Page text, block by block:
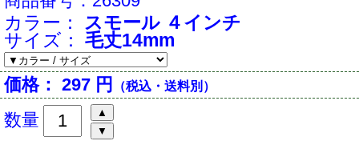
カラー：
スモール ４インチ
サイズ：
毛丈14mm
価格： 297 円 （税込・送料別）
数量